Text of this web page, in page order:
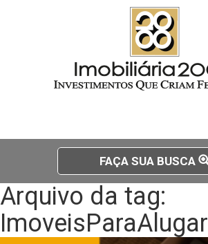
FAÇA SUA BUSCA
Arquivo da tag:
ImoveisParaAlugar